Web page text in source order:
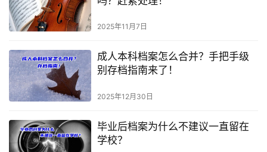
2025年11月7日
成人本科档案怎么合并？手把手级
别存档指南来了！
2025年12月30日
毕业后档案为什么不建议一直留在
学校？